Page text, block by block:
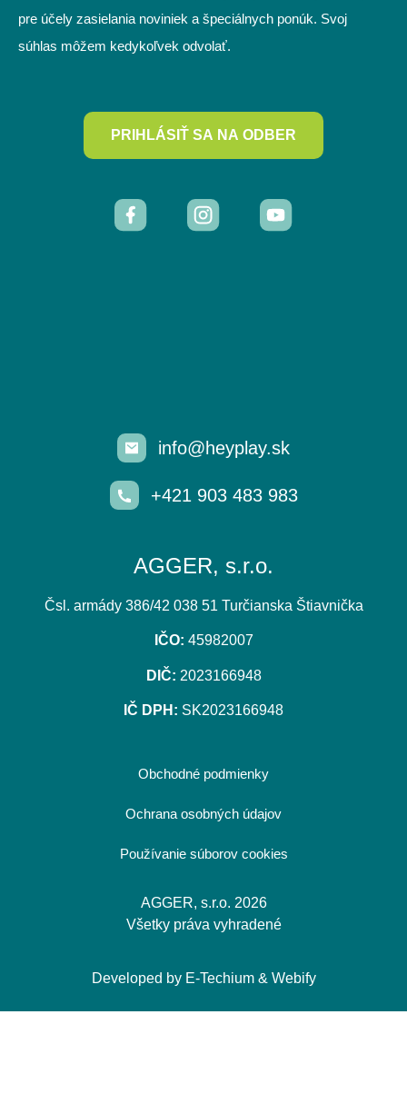
info@heyplay.sk
+421 903 483 983
AGGER, s.r.o.
Čsl. armády 386/42 038 51 Turčianska Štiavnička
IČO: 45982007
DIČ: 2023166948
IČ DPH: SK2023166948
pre účely zasielania noviniek a špeciálnych ponúk. Svoj
súhlas môžem kedykoľvek odvolať.
PRIHLÁSIŤ SA NA ODBER
Obchodné podmienky
Ochrana osobných údajov
Používanie súborov cookies
AGGER, s.r.o. 2026
Všetky práva vyhradené
Developed by E-Techium& Webify